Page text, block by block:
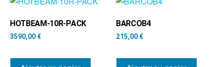
HOTBEAM-10R-PACK
3590,00 €
BARCOB4
215,00 €